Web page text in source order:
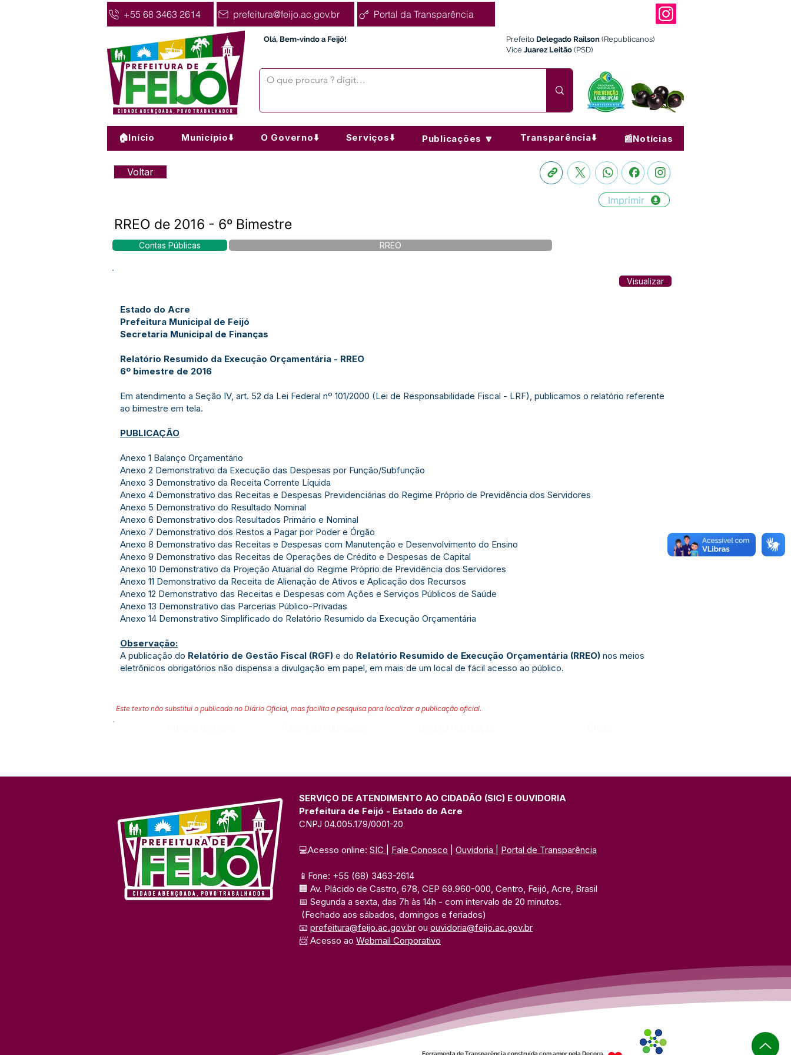
+55 68 3463 2614 prefeitura@feijo.ac.gov.br Portal da Transparência
Olá, Bem-vindo a Feijó! Prefeito Delegado Railson (Republicanos)
Vice Juarez Leitão (PSD)
🏠Início Município⬇️ O Governo⬇️ Serviços⬇️ Publicações 🔽 Transparência⬇️ 📰Notícias
Voltar
Imprimir
RREO de 2016 - 6º Bimestre
Contas Públicas RREO
Visualizar
Estado do Acre
Prefeitura Municipal de Feijó
Secretaria Municipal de Finanças
Relatório Resumido da Execução Orçamentária - RREO
6º bimestre de 2016
Em atendimento a Seção IV, art. 52 da Lei Federal nº 101/2000 (Lei de Responsabilidade Fiscal - LRF), publicamos o relatório referente
ao bimestre em tela.
PUBLICAÇÃO
Anexo 1 Balanço Orçamentário
Anexo 2 Demonstrativo da Execução das Despesas por Função/Subfunção
Anexo 3 Demonstrativo da Receita Corrente Líquida
Anexo 4 Demonstrativo das Receitas e Despesas Previdenciárias do Regime Próprio de Previdência dos Servidores
Anexo 5 Demonstrativo do Resultado Nominal
Anexo 6 Demonstrativo dos Resultados Primário e Nominal
Anexo 7 Demonstrativo dos Restos a Pagar por Poder e Órgão
Anexo 8 Demonstrativo das Receitas e Despesas com Manutenção e Desenvolvimento do Ensino
Anexo 9 Demonstrativo das Receitas de Operações de Crédito e Despesas de Capital
Anexo 10 Demonstrativo da Projeção Atuarial do Regime Próprio de Previdência dos Servidores
Anexo 11 Demonstrativo da Receita de Alienação de Ativos e Aplicação dos Recursos
Anexo 12 Demonstrativo das Receitas e Despesas com Ações e Serviços Públicos de Saúde
Anexo 13 Demonstrativo das Parcerias Público-Privadas
Anexo 14 Demonstrativo Simplificado do Relatório Resumido da Execução Orçamentária
Observação:
A publicação do Relatório de Gestão Fiscal (RGF) e do Relatório Resumido de Execução Orçamentária (RREO) nos meios
eletrônicos obrigatórios não dispensa a divulgação em papel, em mais de um local de fácil acesso ao público.
Este texto não substitui o publicado no Diário Oficial, mas facilita a pesquisa para localizar a publicação oficial.
SERVIÇO DE ATENDIMENTO AO CIDADÃO (SIC) E OUVIDORIA
Prefeitura de Feijó - Estado do Acre
CNPJ 04.005.179/0001-20
💻Acesso online: SIC Fale Conosco Ouvidoria Portal de Transparência
📱Fone: +55 (68) 3463-2614
🏢 Av. Plácido de Castro, 678, CEP 69.960-000, Centro, Feijó, Acre, Brasil
📅 Segunda a sexta, das 7h às 14h - com intervalo de 20 minutos.
(Fechado aos sábados, domingos e feriados)
📧 prefeitura@feijo.ac.gov.br ou ouvidoria@feijo.ac.gov.br
📨 Acesso ao Webmail Corporativo
Ferramenta de Transparência construída com amor pela Decorp.